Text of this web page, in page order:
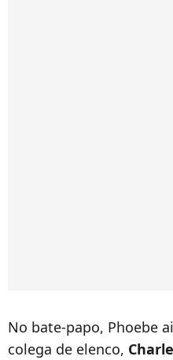
No bate-papo, Phoebe
colega de elenco,